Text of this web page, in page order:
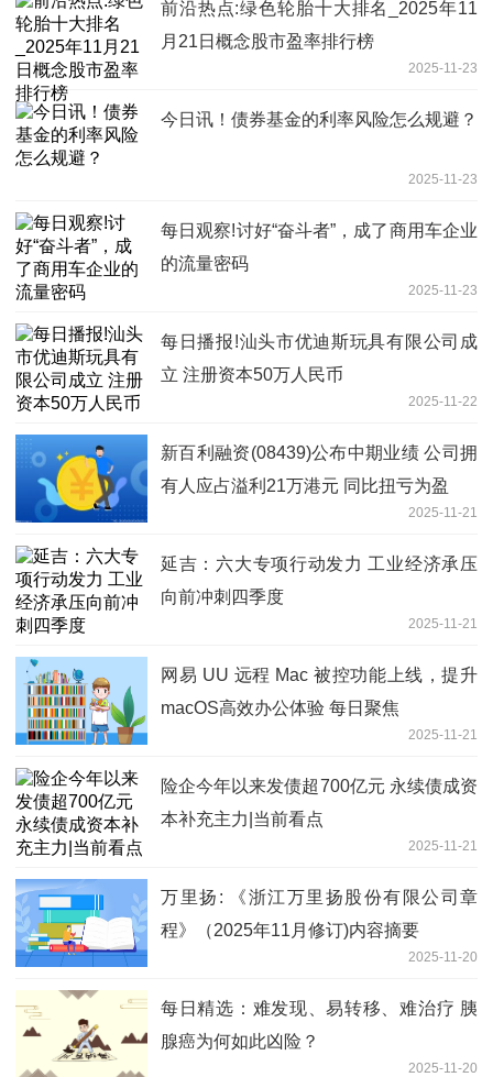
前沿热点:绿色轮胎十大排名_2025年11
月21日概念股市盈率排行榜
2025-11-23
今日讯！债券基金的利率风险怎么规避？
2025-11-23
每日观察!讨好“奋斗者”，成了商用车企业
的流量密码
2025-11-23
每日播报!汕头市优迪斯玩具有限公司成
立 注册资本50万人民币
2025-11-22
新百利融资(08439)公布中期业绩 公司拥
有人应占溢利21万港元 同比扭亏为盈
2025-11-21
延吉：六大专项行动发力 工业经济承压
向前冲刺四季度
2025-11-21
网易 UU 远程 Mac 被控功能上线，提升
macOS高效办公体验 每日聚焦
2025-11-21
险企今年以来发债超700亿元 永续债成资
本补充主力|当前看点
2025-11-21
万里扬: 《浙江万里扬股份有限公司章
程》（2025年11月修订)内容摘要
2025-11-20
每日精选：难发现、易转移、难治疗 胰
腺癌为何如此凶险？
2025-11-20